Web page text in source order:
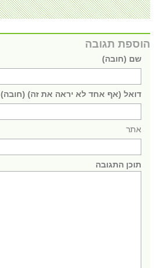
הוספת תגובה
שם (חובה)
דואל (אף אחד לא יראה את זה) (חובה)
אתר
תוכן התגובה